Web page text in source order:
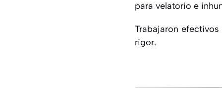
para velatorio e
Trabajaron
rigor.